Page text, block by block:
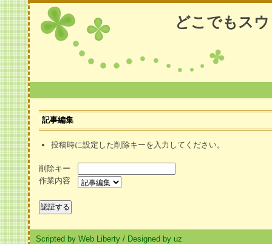
どこでもス
記事編集
投稿時に設定した削除キーを入力してください。
削除キー
作業内容
Scripted by Web Liberty / Designed by uz